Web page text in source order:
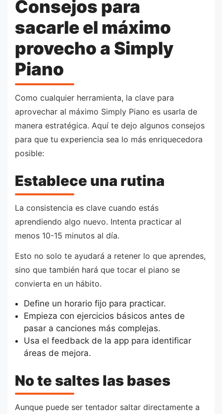
Consejos para
sacarle el máximo
provecho a Simply
Piano
Como cualquier herramienta, la clave para
aprovechar al máximo Simply Piano es usarla de
manera estratégica. Aquí te dejo algunos consejos
para que tu experiencia sea lo más enriquecedora
posible:
Establece una rutina
La consistencia es clave cuando estás
aprendiendo algo nuevo. Intenta practicar al
menos 10-15 minutos al día.
Esto no solo te ayudará a retener lo que aprendes,
sino que también hará que tocar el piano se
convierta en un hábito.
Define un horario fijo para practicar.
Empieza con ejercicios básicos antes de
pasar a canciones más complejas.
Usa el feedback de la app para identificar
áreas de mejora.
No te saltes las bases
Aunque puede ser tentador saltar directamente a